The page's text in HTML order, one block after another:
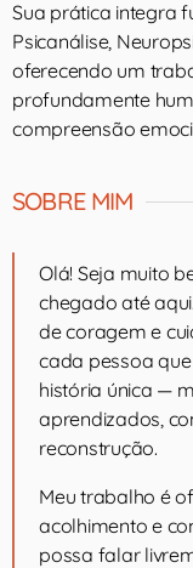
Sua prática integra
Psicanálise,
oferecendo um
profundamente
compreensão
SOBRE MIM
Olá! Seja muito
chegado até
de coragem e
cada pessoa
história única —
aprendizados,
reconstrução.
Meu trabalho é
acolhimento e
possa falar